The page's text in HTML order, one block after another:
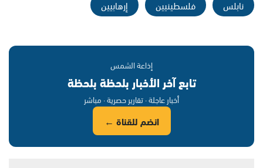
نابلس فلسطينيين إرهابيين
إذاعة الشمس
تابع آخر الأخبار بلحظة بلحظة
أخبار عاجلة · تقارير حصرية · مباشر
انضم للقناة ←